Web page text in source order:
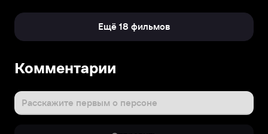
Ещё 18 фильмов
Керри
31
января
Комментарии
Расскажите первым о персоне